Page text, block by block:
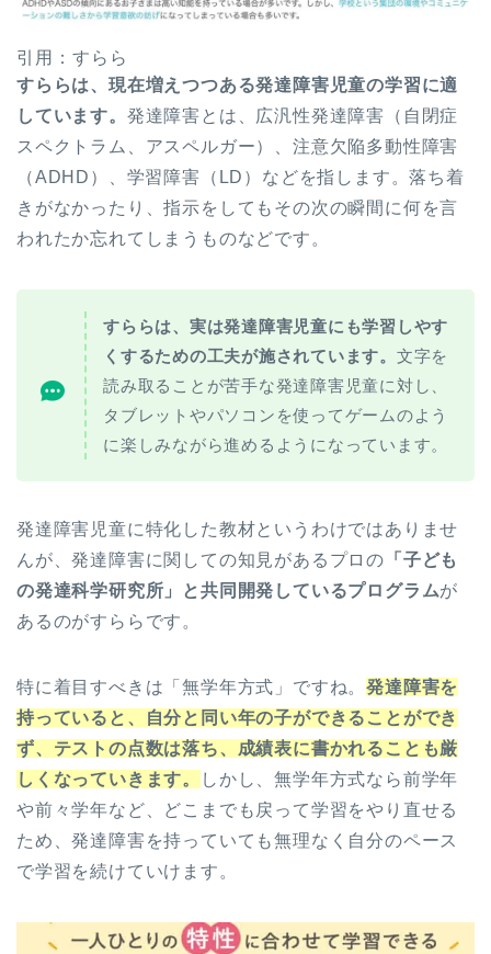
引用：すらら
すららは、現在増えつつある発達障害児童の学習に適
しています。 発達障害とは、広汎性発達障害（自閉症
スペクトラム、アスペルガー）、注意欠陥多動性障害
（ADHD）、学習障害（LD）などを指します。落ち着
きがなかったり、指示をしてもその次の瞬間に何を言
われたか忘れてしまうものなどです。
すららは、実は発達障害児童にも学習しやす
くするための工夫が施されています。 文字を
読み取ることが苦手な発達障害児童に対し、
タブレットやパソコンを使ってゲームのよう
に楽しみながら進めるようになっています。
発達障害児童に特化した教材というわけではありませ
んが、発達障害に関しての知見があるプロの 「子ども
の発達科学研究所」と共同開発しているプログラムが
あるのがすららです。
特に着目すべきは「無学年方式」ですね。発達障害を
持っていると、自分と同い年の子ができることができ
ず、テストの点数は落ち、成績表に書かれることも厳
しくなっていきます。
しかし、無学年方式なら前学年
や前々学年など、どこまでも戻って学習をやり直せる
ため、発達障害を持っていても無理なく自分のペース
で学習を続けていけます。